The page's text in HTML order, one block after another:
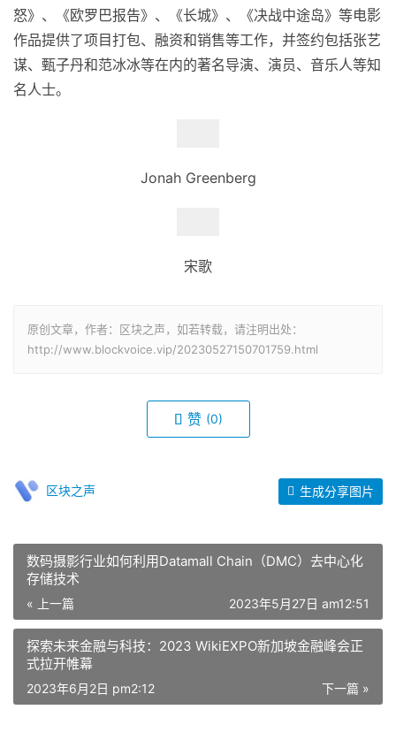
怒》、《欧罗巴报告》、《⻓城》、《决战中途岛》等电影
作品提供了项目打包、融资和销售等工作，并签约包括张艺
谋、甄子丹和范冰冰等在内的著名导演、演员、音乐人等知
名人士。
Jonah Greenberg
宋歌
原创文章，作者：区块之声，如若转载，请注明出处：
http://www.blockvoice.vip/20230527150701759.html
赞 (0)
区块之声 生成分享图片
数码摄影行业如何利用Datamall Chain（DMC）去中心化
存储技术
« 上一篇 2023年5月27日 am12:51
探索未来金融与科技：2023 WikiEXPO新加坡金融峰会正
式拉开帷幕
下一篇 »
2023年6月2日 pm2:12